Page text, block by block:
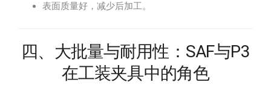
表面质量好，减少后加工。
四、大批量与耐用性：SAF与P3
在工装夹具中的角色